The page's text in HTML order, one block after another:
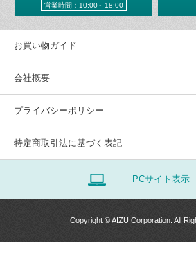
営業時間：10:00～18:00
お買い物ガイド
会社概要
プライバシーポリシー
特定商取引法に基づく表記
PCサイト表示
Copyright © AIZU Corporation. All